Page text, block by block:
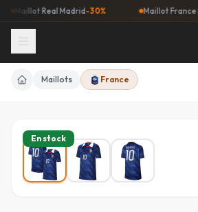
Real Madrid-30% Maillot France
Accueil
Maillots France
En stock